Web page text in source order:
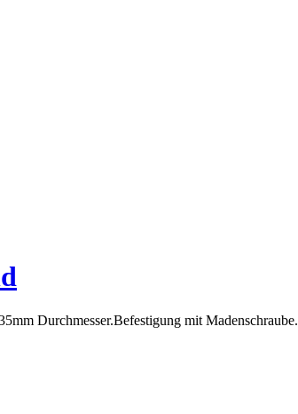
Durchmesser.Befestigung mit Madenschraube.